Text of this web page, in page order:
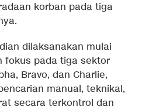
korban pada tiga
dilaksanakan mulai
fokus pada tiga sektor
Bravo, dan Charlie,
manual, teknikal,
secara terkontrol dan